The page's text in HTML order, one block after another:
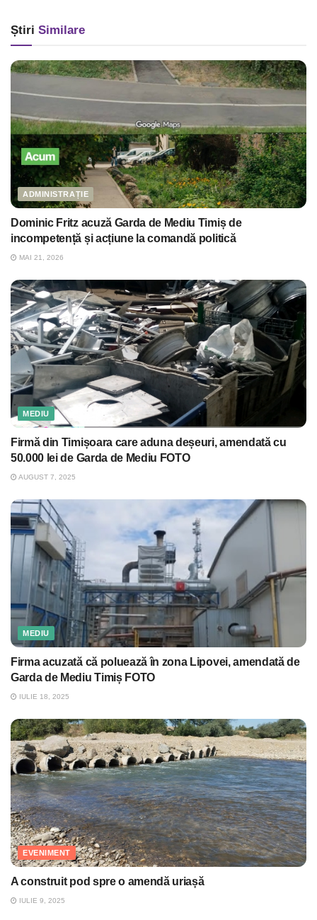
Știri Similare
ADMINISTRAȚIE
Dominic Fritz acuză Garda de Mediu Timiș de
incompetență și acțiune la comandă politică
MAI 21, 2026
MEDIU
Firmă din Timișoara care aduna deșeuri, amendată cu
50.000 lei de Garda de Mediu FOTO
AUGUST 7, 2025
MEDIU
Firma acuzată că poluează în zona Lipovei, amendată de
Garda de Mediu Timiș FOTO
IULIE 18, 2025
EVENIMENT
A construit pod spre o amendă uriașă
IULIE 9, 2025